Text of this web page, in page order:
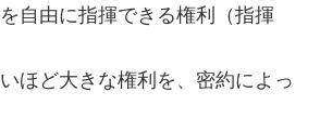
自由に指揮できる権利（指揮
ほど大きな権利を、密約によっ